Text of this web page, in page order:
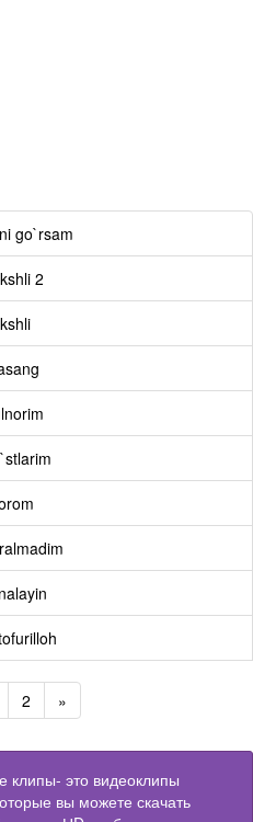
go`rsam
2
2 »
клипы- это видеоклипы
вы можете скачать